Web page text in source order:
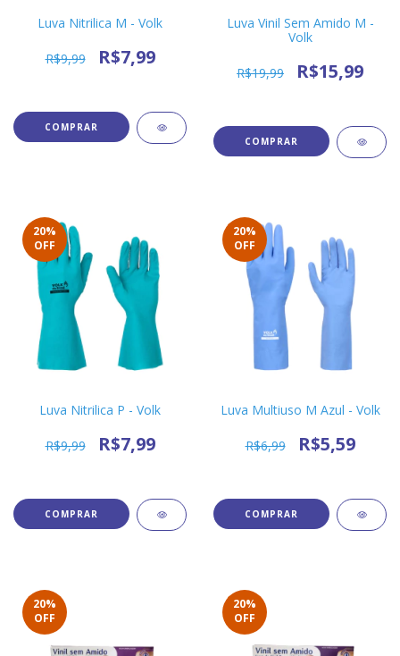
Luva Nitrilica M - Volk
R$9,99 R$7,99
Luva Vinil Sem Amido M -
Volk
R$19,99 R$15,99
20%
OFF
Luva Nitrilica P - Volk
R$9,99 R$7,99
20%
OFF
Luva Multiuso M Azul - Volk
R$6,99 R$5,59
20%
OFF
20%
OFF